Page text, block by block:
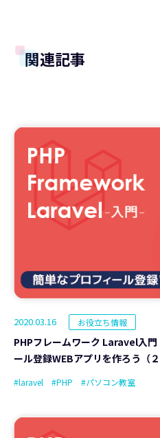
関連記事
2020.03.16 お役立ち情報
PHPフレームワーク Laravel入
ール登録WEBアプリを作ろう（２
#laravel #PHP #パソコン教室